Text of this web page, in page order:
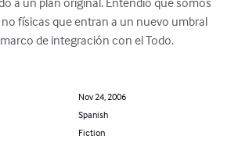
físicas que entran a un nuevo umbral
de integración con el Todo.
Nov 24, 2006
Spanish
Fiction